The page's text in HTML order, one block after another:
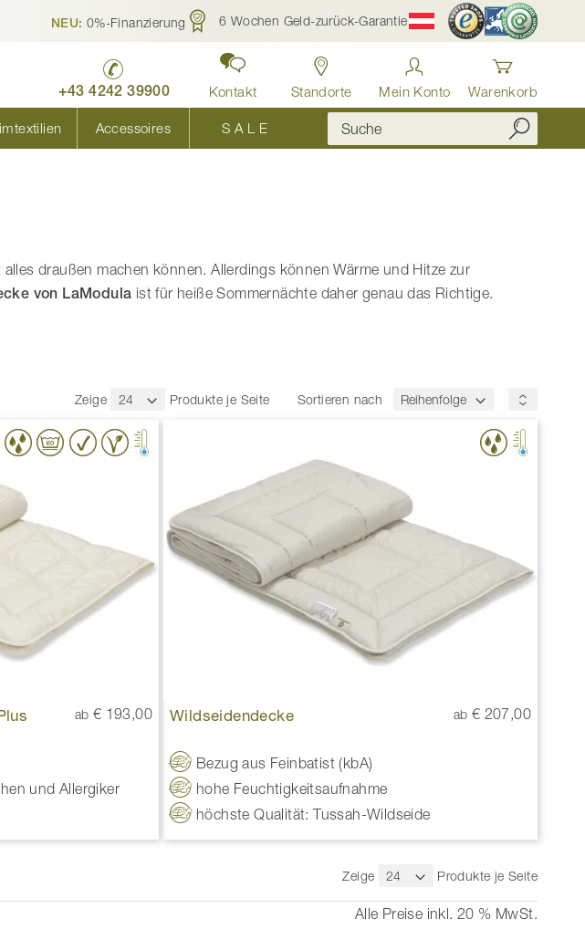
NEU: 0%-Finanzierung 6 Wochen Geld-zurück-Garantie
+43 4242 39900 Kontakt Standorte Mein Konto Warenkorb
Accessoires S A L E
draußen machen können. Allerdings können Wärme und Hitze zur
von LaModula ist für heiße Sommernächte daher genau das Richtige.
Zeige Produkte je Seite Sortieren nach
ab € 193,00
und Allergiker
Wildseidendecke ab € 207,00
Bezug aus Feinbatist (kbA)
hohe Feuchtigkeitsaufnahme
höchste Qualität: Tussah-Wildseide
Zeige Produkte je Seite
Alle Preise inkl. 20 % MwSt.